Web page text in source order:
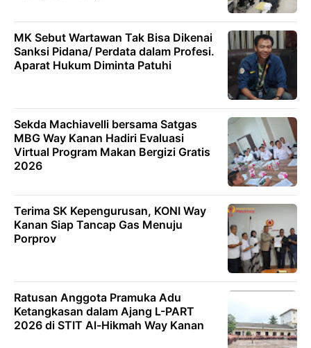
MK Sebut Wartawan Tak Bisa Dikenai
Sanksi Pidana/ Perdata dalam Profesi.
Aparat Hukum Diminta Patuhi
Sekda Machiavelli bersama Satgas
MBG Way Kanan Hadiri Evaluasi
Virtual Program Makan Bergizi Gratis
2026
Terima SK Kepengurusan, KONI Way
Kanan Siap Tancap Gas Menuju
Porprov
Ratusan Anggota Pramuka Adu
Ketangkasan dalam Ajang L-PART
2026 di STIT Al-Hikmah Way Kanan